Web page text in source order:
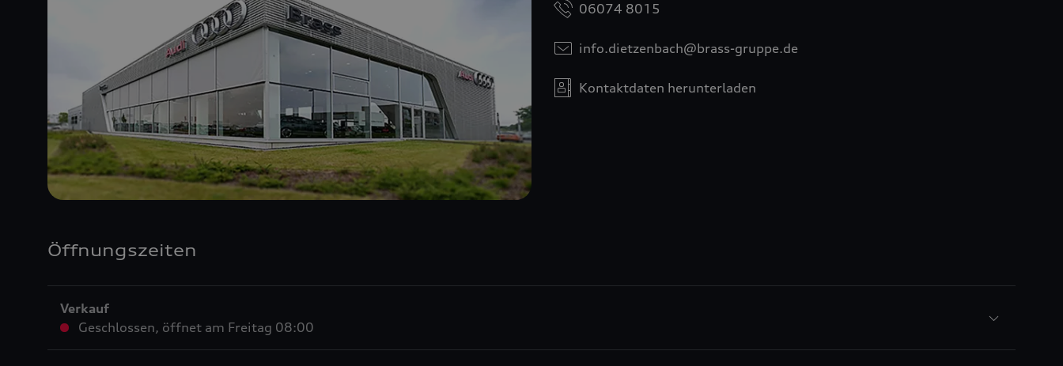
06074 8015
info.dietzenbach@brass-gruppe.de
Kontaktdaten herunterladen
Öffnungszeiten
Verkauf
Geschlossen, öffnet am Freitag 08:00